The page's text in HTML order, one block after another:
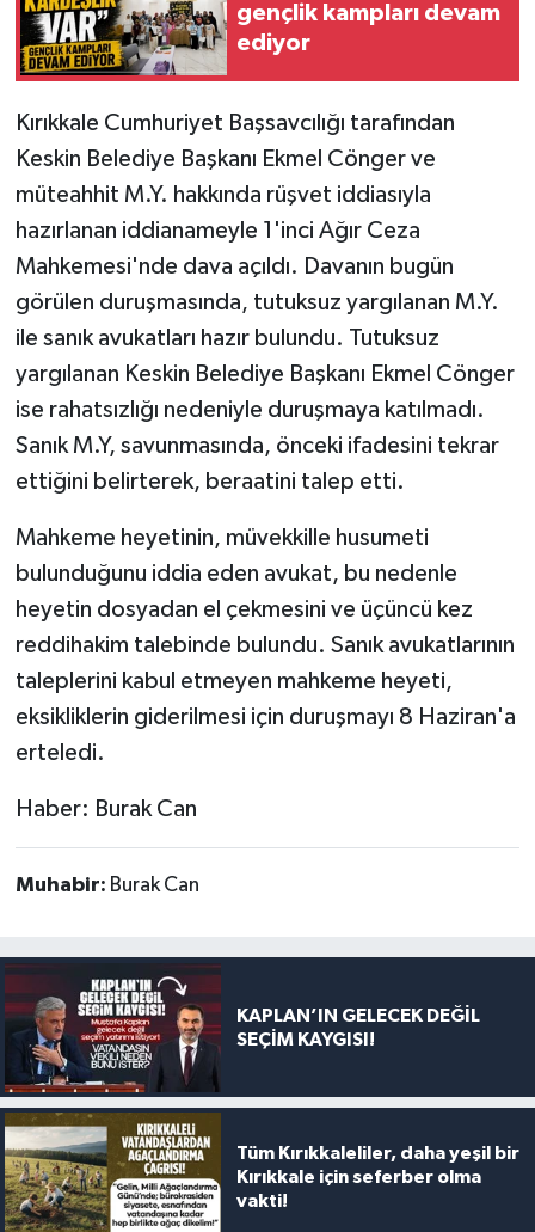
gençlik kampları devam
ediyor
Kırıkkale Cumhuriyet Başsavcılığı tarafından
Keskin Belediye Başkanı Ekmel Cönger ve
müteahhit M.Y. hakkında rüşvet iddiasıyla
hazırlanan iddianameyle 1'inci Ağır Ceza
Mahkemesi'nde dava açıldı. Davanın bugün
görülen duruşmasında, tutuksuz yargılanan M.Y.
ile sanık avukatları hazır bulundu. Tutuksuz
yargılanan Keskin Belediye Başkanı Ekmel Cönger
ise rahatsızlığı nedeniyle duruşmaya katılmadı.
Sanık M.Y, savunmasında, önceki ifadesini tekrar
ettiğini belirterek, beraatini talep etti.
Mahkeme heyetinin, müvekkille husumeti
bulunduğunu iddia eden avukat, bu nedenle
heyetin dosyadan el çekmesini ve üçüncü kez
reddihakim talebinde bulundu. Sanık avukatlarının
taleplerini kabul etmeyen mahkeme heyeti,
eksikliklerin giderilmesi için duruşmayı 8 Haziran'a
erteledi.
Haber: Burak Can
Muhabir: Burak Can
KAPLAN’IN GELECEK DEĞİL
SEÇİM KAYGISI!
Tüm Kırıkkaleliler, daha yeşil bir
Kırıkkale için seferber olma
vakti!